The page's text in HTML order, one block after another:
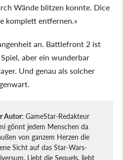
Wände blitzen konnte. Dice
komplett entfernen.«
an. Battlefront 2 ist
aber ein wunderbar
Und genau als solcher
Autor: GameStar-Redakteur
gönnt jedem Menschen da
von ganzem Herzen die
Sicht auf das Star-Wars-
Liebt die Sequels, liebt